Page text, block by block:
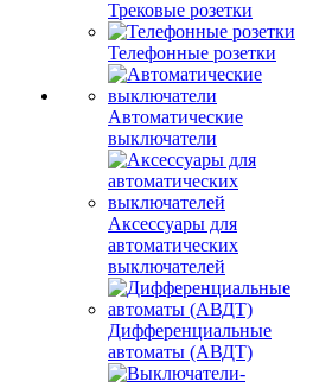
Трековые розетки
Телефонные розетки
Автоматические
выключатели
Аксессуары для
автоматических
выключателей
Дифференциальные
автоматы (АВДТ)